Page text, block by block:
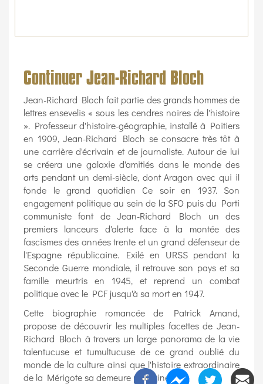
Continuer Jean-Richard Bloch
Jean-Richard Bloch fait partie des grands hommes de
lettres ensevelis « sous les cendres noires de l'histoire
». Professeur d'histoire-géographie, installé à Poitiers
en 1909, Jean-Richard Bloch se consacre très tôt à
une carrière d'écrivain et de journaliste. Autour de lui
se créera une galaxie d'amitiés dans le monde des
arts pendant un demi-siècle, dont Aragon avec qui il
fonde le grand quotidien Ce soir en 1937. Son
engagement politique au sein de la SFO puis du Parti
communiste font de Jean-Richard Bloch un des
premiers lanceurs d'alerte face à la montée des
fascismes des années trente et un grand défenseur de
l'Espagne républicaine. Exilé en URSS pendant la
Seconde Guerre mondiale, il retrouve son pays et sa
famille meurtris en 1945, et reprend un combat
politique avec le PCF jusqu'à sa mort en 1947.
Cette biographie romancée de Patrick Amand,
propose de découvrir les multiples facettes de Jean-
Richard Bloch à travers un large panorama de la vie
talentucuse et tumultucuse de ce grand oublié du
monde de la culture ainsi que l'histoire extraordinaire
de la Mérigote sa demeure poitevine.